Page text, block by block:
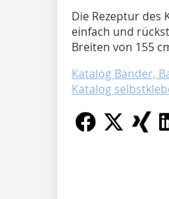
Die Rezeptur des
einfach und
Breiten von 155
Katalog Bänder,
Katalog